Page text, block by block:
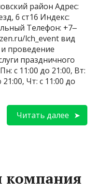
район Адрес:
6 ст16 Индекс:
Телефон: +7‒
lch_event вид
проведение
праздничного
с 11:00 до 21:00, Вт:
21:00, Чт: с 11:00 до
Читать далее
компания